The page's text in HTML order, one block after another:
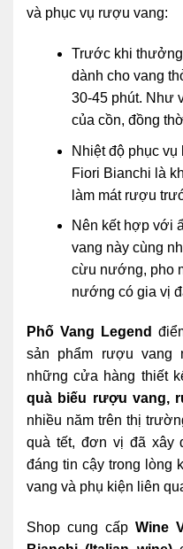
và phục vụ rượu vang:
Trước khi
dành cho vang
30-45 phút. Như
của cồn, đồng
Nhiệt độ phục
Fiori Bianchi là
làm mát rượu
Nên kết hợp với
vang này cùng
cừu nướng, pho
nướng có gia vị
Phố Vang Legend
sản phẩm rượu vang
những cửa hàng thiết
quà biếu rượu vang,
nhiều năm trên thị
quà tết, đơn vị đã xây
đáng tin cậy trong lòng
vang và phụ kiện liên
Shop cung cấp Wine